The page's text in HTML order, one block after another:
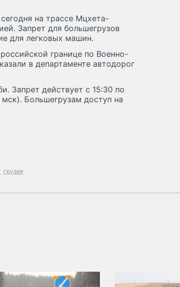
на трассе Мцхета-
Запрет для большегрузов
для легковых машин.
границе по Военно-
в департаменте автодорог
Запрет действует с 15:30 по
Большегрузам доступ на
грузия